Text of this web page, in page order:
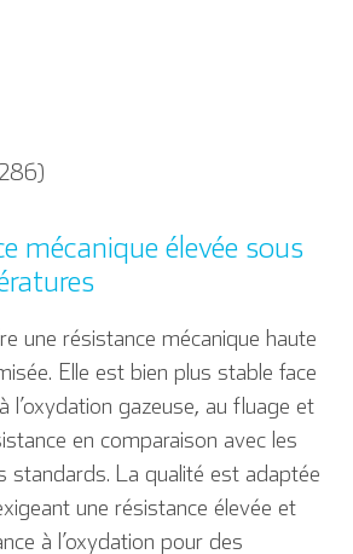
mécanique élevée sous
une résistance mécanique haute
Elle est bien plus stable face
l’oxydation gazeuse, au fluage et
en comparaison avec les
standards. La qualité est adaptée
une résistance élevée et
à l’oxydation pour des